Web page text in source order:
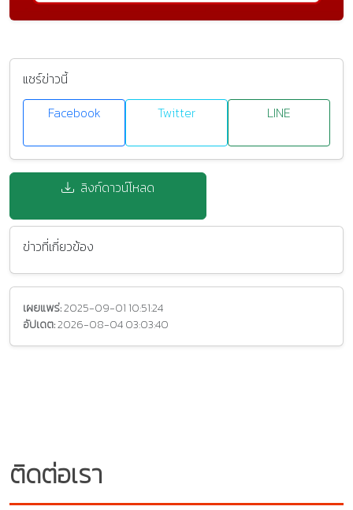
แชร์ข่าวนี้
Facebook
Twitter LINE
ลิงก์ดาวน์โหลด
ข่าวที่เกี่ยวข้อง
เผยแพร่:2025-09-01 10:51:24
อัปเดต:2026-08-04 03:03:40
ติดต่อเรา